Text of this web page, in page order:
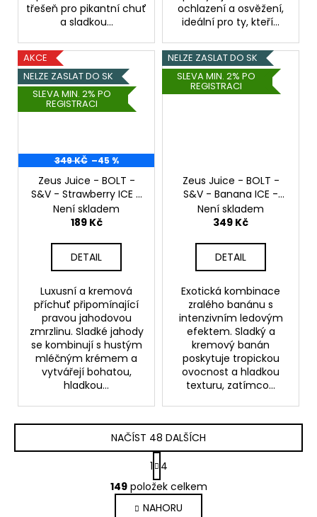
třešeň pro pikantní chuť
a sladkou...
ochlazení a osvěžení,
ideální pro ty, kteří...
AKCE
NELZE ZASLAT DO SK
SLEVA MIN. 2% PO
REGISTRACI
349 KČ –45 %
Zeus Juice - BOLT -
S&V - Strawberry ICE -
10ml
Není skladem
189 Kč
DETAIL
Luxusní a kremová
příchuť připomínající
pravou jahodovou
zmrzlinu. Sladké jahody
se kombinují s hustým
mléčným krémem a
vytvářejí bohatou,
hladkou...
NELZE ZASLAT DO SK
SLEVA MIN. 2% PO
REGISTRACI
Zeus Juice - BOLT -
S&V - Banana ICE -
10mlLedový banán
Není skladem
349 Kč
DETAIL
Exotická kombinace
zralého banánu s
intenzivním ledovým
efektem. Sladký a
kremový banán
poskytuje tropickou
ovocnost a hladkou
texturu, zatímco...
O
v
l
NAČÍST 48 DALŠÍCH
S
t
r
á
n
1
4
149položek celkem
NAHORU